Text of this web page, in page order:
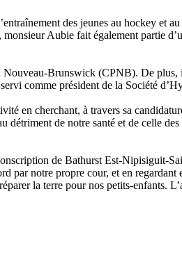
des jeunes au hockey et
Aubie fait également partie
Brunswick (CPNB). De
comme président de la Société
en cherchant, à travers sa
de notre santé et de celle
de Bathurst Est-Nipisiguit-
par notre propre cour, et en
la terre pour nos petits-enfants.